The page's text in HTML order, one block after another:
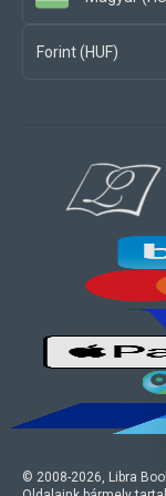
Forint (HUF)
© 2008-2026, Libra